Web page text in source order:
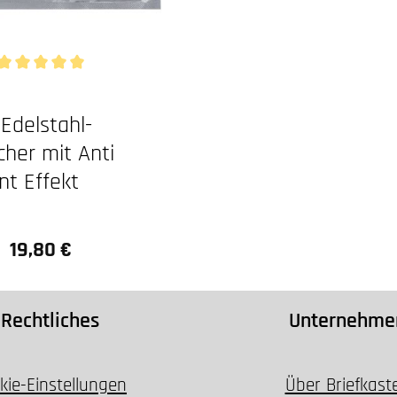
mit Anti
Effekt
Regulärer Preis:
19,80 €
Rechtliches
Einstellungen Über